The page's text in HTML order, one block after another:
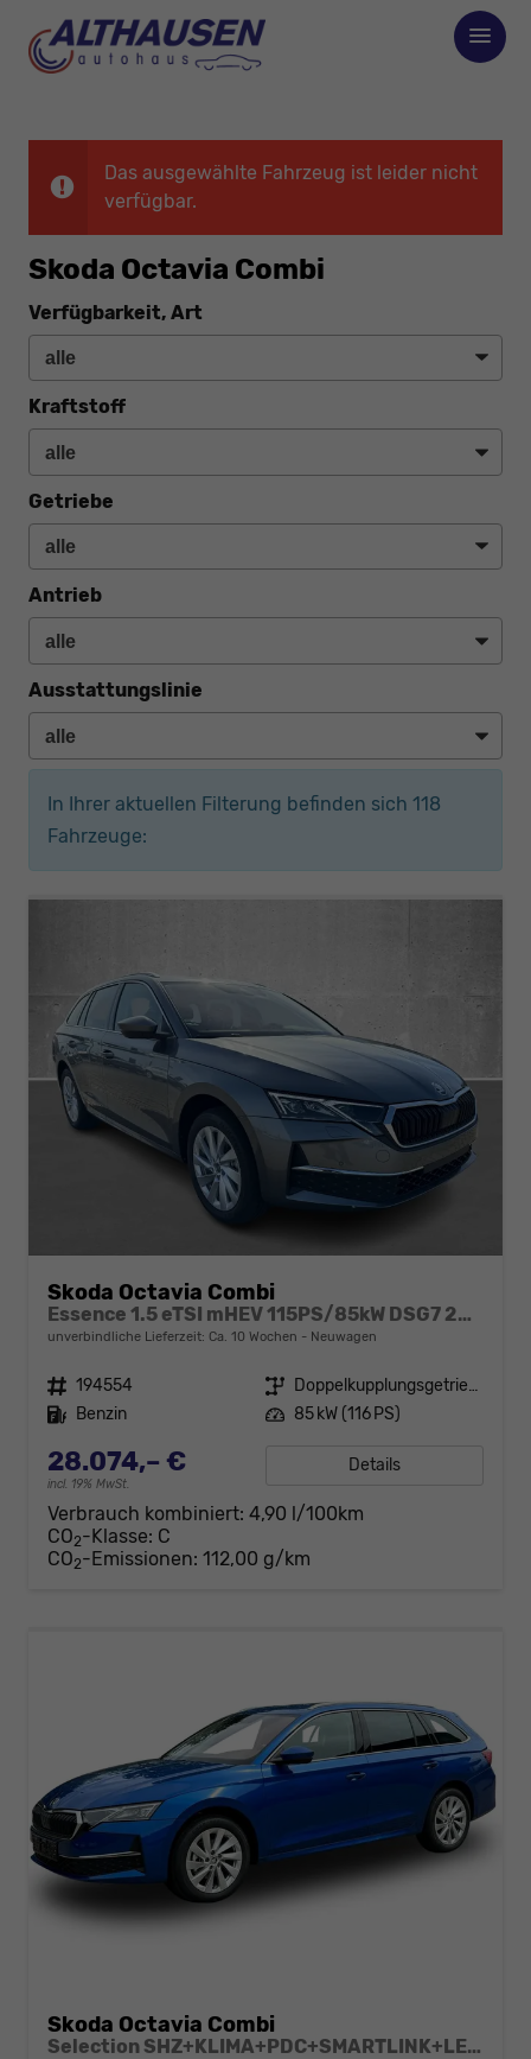
Das ausgewählte Fahrzeug ist leider nicht
verfügbar.
Skoda Octavia Combi
Verfügbarkeit, Art
Kraftstoff
Getriebe
Antrieb
Ausstattungslinie
In Ihrer aktuellen Filterung befinden sich 118
Fahrzeuge:
Skoda Octavia Combi
Essence 1.5 eTSI mHEV 115PS/85kW DSG7 2026
unverbindliche Lieferzeit: Ca. 10 Wochen Neuwagen
Fahrzeugnr. 194554 Getriebe
Doppelkupplungsgetriebe (DSG)
Kraftstoff Benzin Leistung 85 kW (116 PS)
28.074,– €
incl. 19% MwSt.
Details
Verbrauch kombiniert: 4,90 l/100km
CO2-Klasse: C
CO2-Emissionen: 112,00 g/km
Skoda Octavia Combi
Selection SHZ+KLIMA+PDC+SMARTLINK+LED+16" ALU